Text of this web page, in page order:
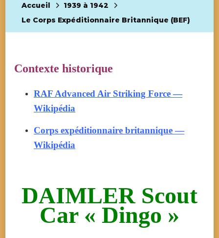
Accueil
1939 à 1942
Le Corps Expéditionnaire Britannique (BEF)
Contexte historique
RAF Advanced Air Striking Force —
Wikipédia
Corps expéditionnaire britannique —
Wikipédia
DAIMLER Scout
Car « Dingo »